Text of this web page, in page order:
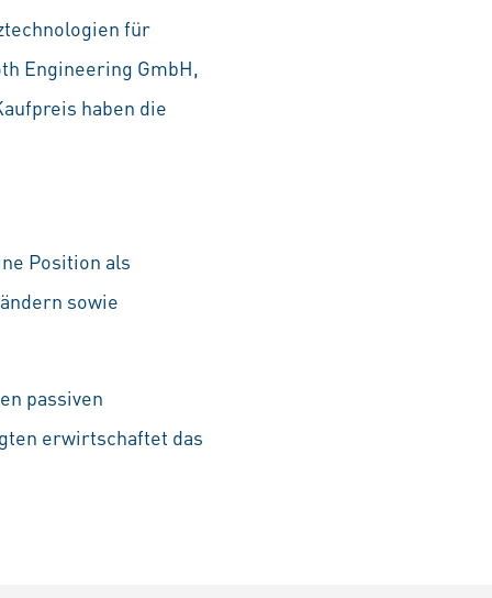
für
Engineering GmbH,
haben die
Position als
sowie
passiven
erwirtschaftet das